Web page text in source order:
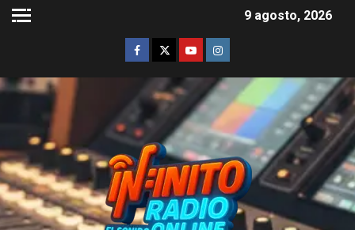
9 agosto, 2026